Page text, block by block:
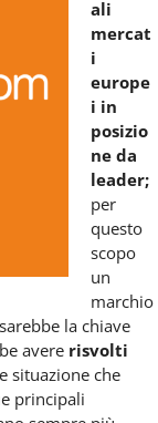
ali
mercat
i
europe
i in
posizio
ne da
leader;
per
questo
scopo
un
marchio
la chiave
avere risvolti
situazione che
principali